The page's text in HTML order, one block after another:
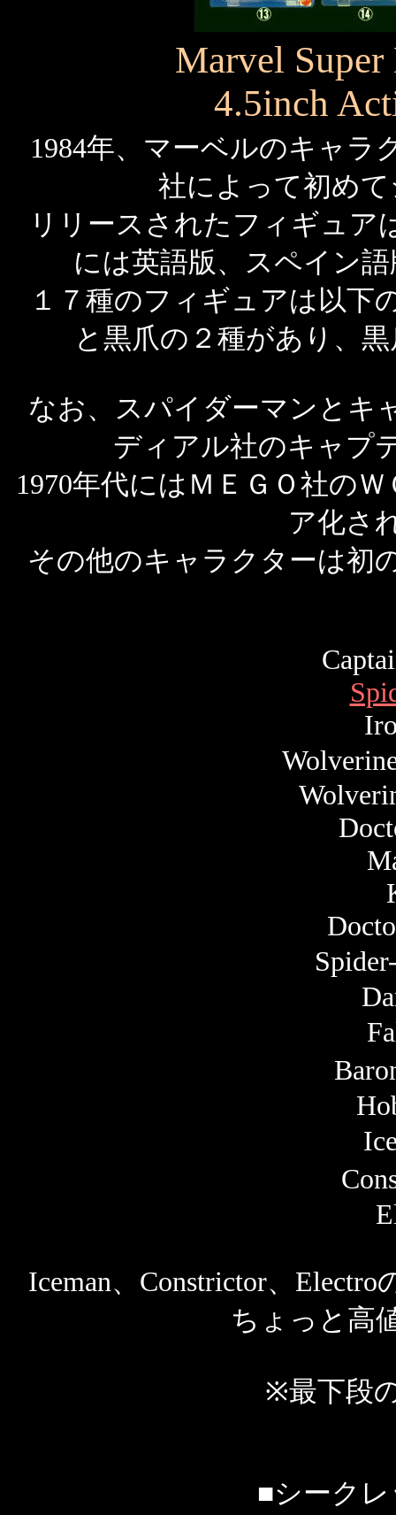
Marvel Super
4.5inch
1984年、マーベルのキャラ
社によって初め
リリースされたフィギュア
には英語版、スペイン
１７種のフィギュアは以下
と黒爪の２種があり、
なお、スパイダーマンとキ
ディアル社のキャプ
1970年代にはＭＥＧＯ社の
ア化さ
その他のキャラクターは初
Iceman、Constrictor、
ちょっと高
※最下段
■シーク